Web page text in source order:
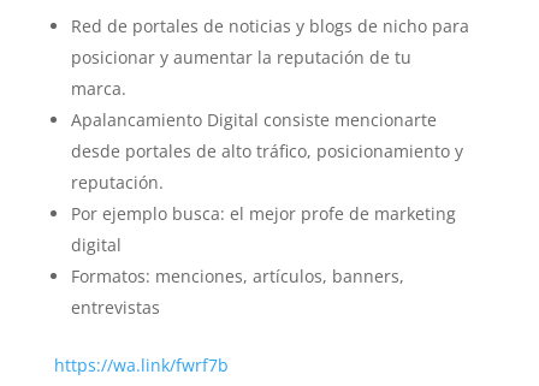
Red de portales de noticias y blogs de nicho para
posicionar y aumentar la reputación de tu
marca.
Apalancamiento Digital consiste mencionarte
desde portales de alto tráfico, posicionamiento y
reputación.
Por ejemplo busca: el mejor profe de marketing
digital
Formatos: menciones, artículos, banners,
entrevistas
https://wa.link/fwrf7b